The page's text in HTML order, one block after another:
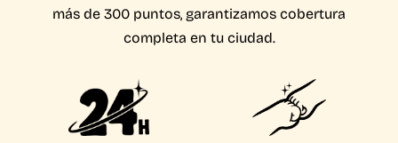
más de 300 puntos, garantizamos cobertura
completa en tu ciudad.